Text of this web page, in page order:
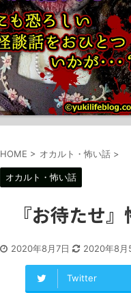
HOME > オカルト・怖い話 >
オカルト・怖い話
『お待たせ
2020年8月7日 2020年8月
Twitter